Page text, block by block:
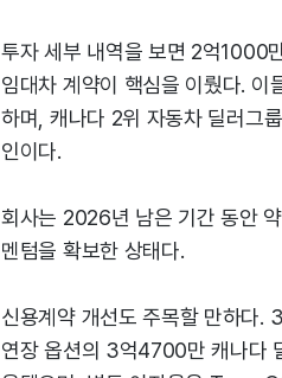
투자 세부 내역을 보면 2억1000
임대차 계약이 핵심을 이뤘다. 이
하며, 캐나다 2위 자동차 딜러그
인이다.
회사는 2026년 남은 기간 동안
멘텀을 확보한 상태다.
신용계약 개선도 주목할 만하다.
연장 옵션의 3억4700만 캐나다